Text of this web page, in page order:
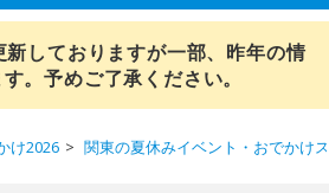
しておりますが一部、昨年の情
。予めご了承ください。
け2026 関東の夏休みイベント・おでかけ